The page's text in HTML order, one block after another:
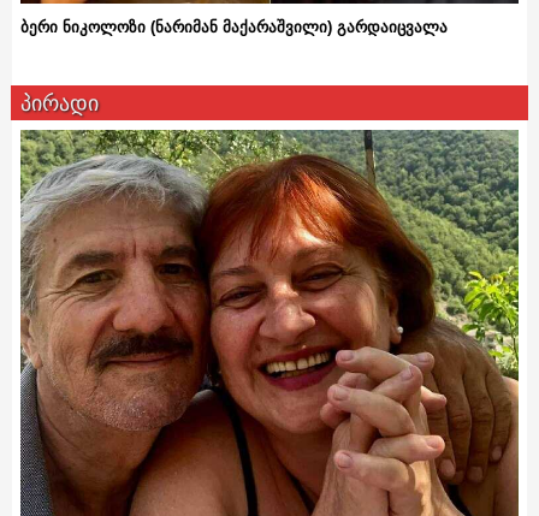
ბერი ნიკოლოზი (ნარიმან მაქარაშვილი) გარდაიცვალა
პირადი